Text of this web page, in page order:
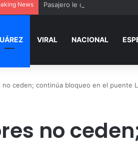
News Pasajero le quita celular y
VIRAL NACIONAL
no ceden; continúa bloqueo en el puente
no